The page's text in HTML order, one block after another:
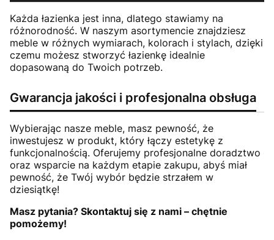
Każda łazienka jest inna, dlatego stawiamy na
różnorodność. W naszym asortymencie znajdziesz
meble w różnych wymiarach, kolorach i stylach, dzięki
czemu możesz stworzyć łazienkę idealnie
dopasowaną do Twoich potrzeb.
Gwarancja jakości i profesjonalna obsługa
Wybierając nasze meble, masz pewność, że
inwestujesz w produkt, który łączy estetykę z
funkcjonalnością. Oferujemy profesjonalne doradztwo
oraz wsparcie na każdym etapie zakupu, abyś miał
pewność, że Twój wybór będzie strzałem w
dziesiątkę!
Masz pytania? Skontaktuj się z nami – chętnie
pomożemy!